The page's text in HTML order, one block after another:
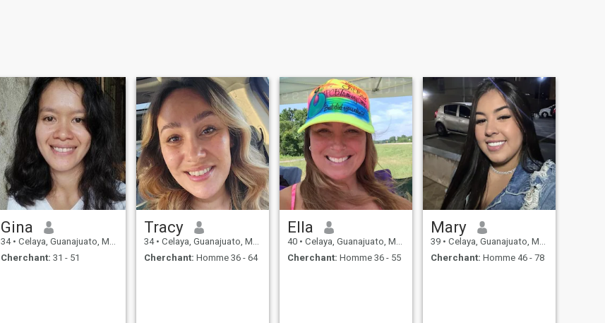
Gina
34 • Celaya, Guanajuato, Mexique
Cherchant: 31 - 51
Tracy
34 • Celaya, Guanajuato, Mexique
Cherchant: Homme 36 - 64
Ella
40 • Celaya, Guanajuato, Mexique
Cherchant: Homme 36 - 55
Mary
39 • Celaya, Guanajuato, Mexique
Cherchant: Homme 46 - 78